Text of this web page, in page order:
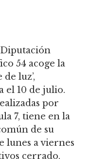
54 acoge la
luz’,
el 10 de julio.
por
7, tiene en la
de su
lunes a viernes
cerrado.